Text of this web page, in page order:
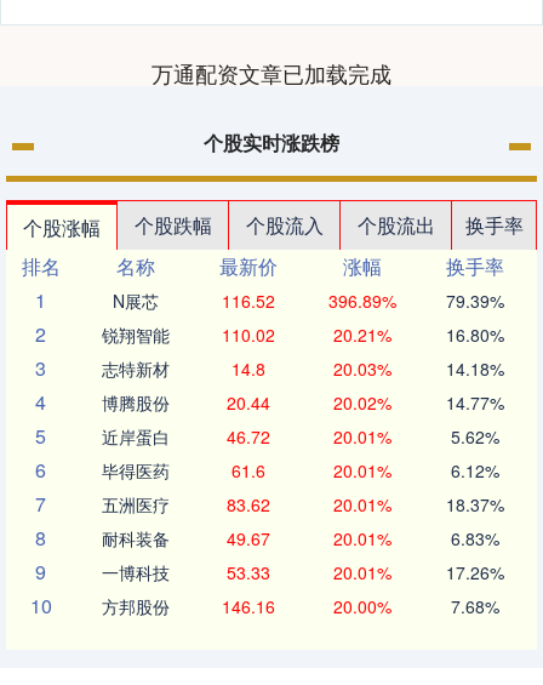
万通配资文章已加载完成
个股实时涨跌榜
个股涨幅 个股跌幅 个股流入 个股流出
换手率
排名
名称 最新价 涨幅
换手率
1
N展芯 116.52 396.89% 79.39%
2 锐翔智能 110.02 20.21% 16.80%
3 志特新材 14.8 20.03% 14.18%
4 博腾股份 20.44 20.02% 14.77%
5 近岸蛋白 46.72 20.01% 5.62%
6 毕得医药 61.6 20.01% 6.12%
7 五洲医疗 83.62 20.01% 18.37%
8 耐科装备 49.67 20.01% 6.83%
9 一博科技 53.33 20.01% 17.26%
10 方邦股份 146.16 20.00% 7.68%